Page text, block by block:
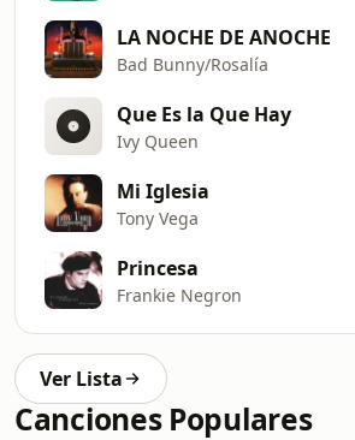
LA NOCHE DE ANOCHE
Bad Bunny/Rosalía
Que Es la Que Hay
Ivy Queen
Mi Iglesia
Tony Vega
Princesa
Frankie Negron
Ver Lista
Canciones Populares